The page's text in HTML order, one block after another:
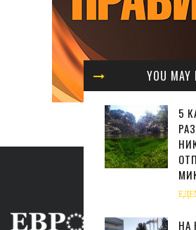
YOU MAY
5
НА